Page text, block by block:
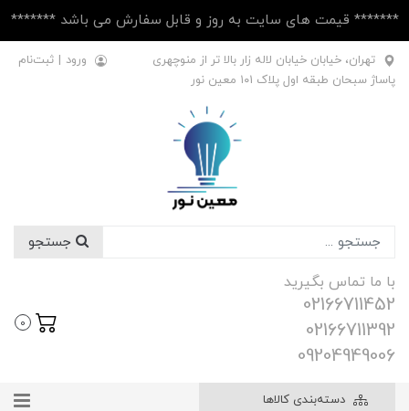
******* قیمت های سایت به روز و قابل سفارش می باشد *******
تهران، خیابان خیابان لاله زار بالا تر از منوچهری
پاساژ سبحان طبقه اول پلاک ۱۰1 معین نور
ورود | ثبت‌نام
با ما تماس بگیرید
02166711452
02166711392
09204949006
0
دسته‌بندی کالاها